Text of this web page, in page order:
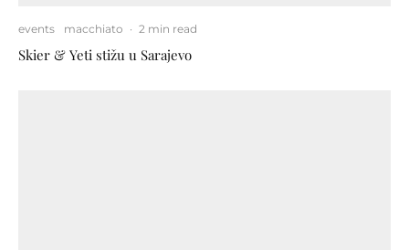
events macchiato · 2 min read
Skier & Yeti stižu u Sarajevo